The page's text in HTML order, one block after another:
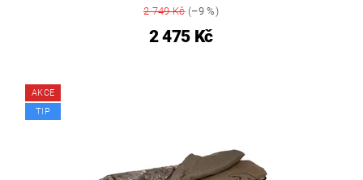
2 749 Kč(–9 %)
2 475 Kč
AKCE
TIP